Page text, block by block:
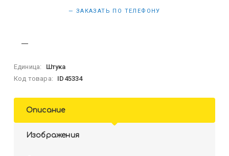
— ЗАКАЗАТЬ ПО ТЕЛЕФОНУ
Единица:
Штука
Код товара:
ID45334
Описание
Изображения